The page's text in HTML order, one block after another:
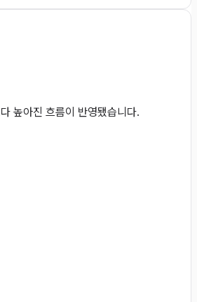
높아진 흐름이 반영됐습니다.